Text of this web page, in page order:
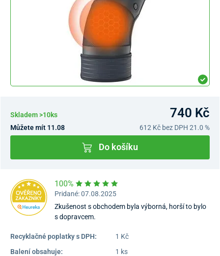
Skladem >10ks 740 Kč
Můžete mít 11.08 612 Kč bez DPH 21.0 %
Do košíku
100%
Pridané: 07.08.2025
Zkušenost s obchodem byla výborná, horší to bylo
s dopravcem.
Recyklačné poplatky s DPH:
1 Kč
Balení obsahuje:
1 ks